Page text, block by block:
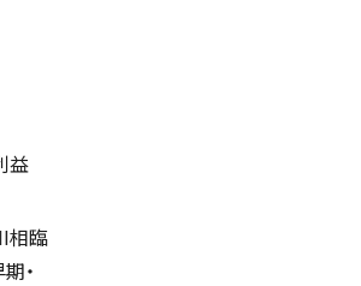
益
相臨
・